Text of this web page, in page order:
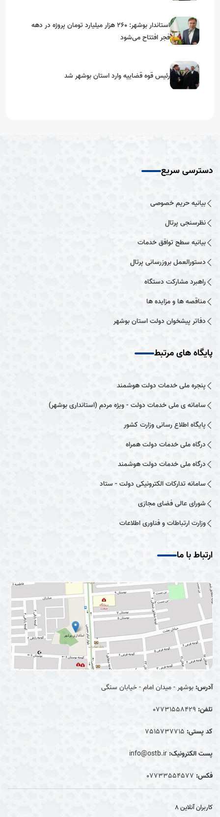
استاندار بوشهر: ۲۶۰ هزار میلیارد تومان پروژه در دهه
فجر افتتاح می‌شود
رئیس قوه قضاییه وارد استان بوشهر شد
دسترسی سریع
بیانیه حریم خصوصی
نظرسنجی پرتال
بیانیه سطح توافق خدمات
دستورالعمل بروزرسانی پرتال
راهبرد مشارکت دستگاه
مناقصه ها و مزایده ها
دفاتر پیشخوان دولت استان بوشهر
پایگاه های مرتبط
پنجره ملی خدمات دولت هوشمند
سامانه ی ملی خدمات دولت - ویژه مردم (استانداری بوشهر)
پایگاه اطلاع رسانی وزارت کشور
درگاه ملی خدمات دولت همراه
درگاه ملی خدمات دولت هوشمند
سامانه تدارکات الکترونیکی دولت - ستاد
شورای عالی فضای مجازی
وزارت ارتباطات و فناوری اطلاعات
ارتباط با ما
آدرس: بوشهر - میدان امام - خیابان سنگی
تلفن: 07731558429
کد پستی: 7515737715
پست الکترونیک: info@ostb.ir
فکس: 07733554577
کاربران آنلاین8